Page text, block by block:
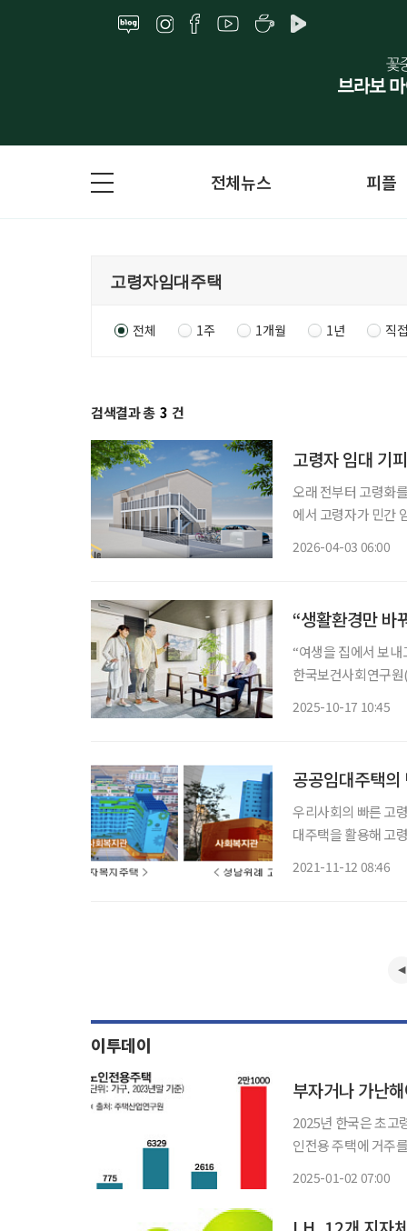
전체뉴스 피플
전체 1주 1개월 1년 직
검색결과 총 3 건
고령자 임대 기
오래 전부터 고령화
에서 고령자가 민간
2026-04-03 06:00
“생활환경만 바
“여생을 집에서 보
한국보건사회연구
2025-10-17 10:45
공공임대주택의
우리사회의 빠른 고
대주택을 활용해 고
2021-11-12 08:46
이투데이
2025년 한국은 초고
인전용 주택에 거주
2025-01-02 07:00